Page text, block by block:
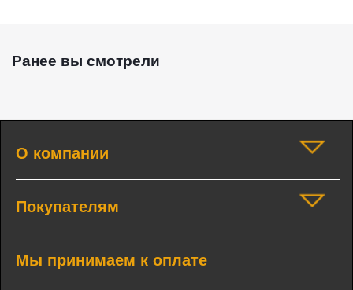
Ранее вы смотрели
О компании
Покупателям
Мы принимаем к оплате